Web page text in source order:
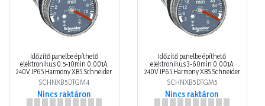
Időzítő panelbe építhető
elektronikus 0.5-10min 0.001A
240V IP65 Harmony XB5 Schneider
SCHNXB5DTGM4
Nincs raktáron
Időzítő panelbe építhető
elektronikus 3-60min 0.001A
240V IP65 Harmony XB5 Schneider
SCHNXB5DTGM5
Nincs raktáron